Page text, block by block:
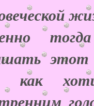
этот
как